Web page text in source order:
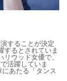
することが決定
するとされていま
ウッド女優で、
活躍していま
あたる「タンス